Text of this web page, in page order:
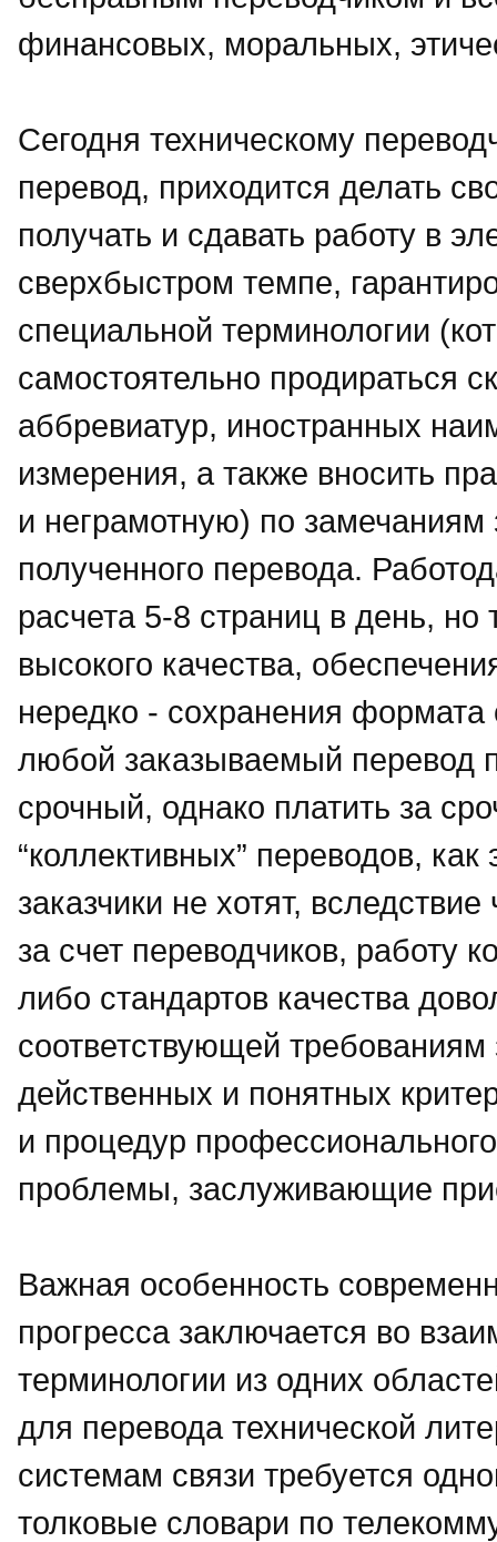
финансовых, моральных,
Сегодня техническому
перевод, приходится делать
получать и сдавать работу в
сверхбыстром темпе,
специальной терминологии
самостоятельно продираться
аббревиатур, иностранных
измерения, а также вносить
и неграмотную) по замечаниям
полученного перевода.
расчета 5-8 страниц в день, но
высокого качества,
нередко - сохранения формата
любой заказываемый перевод
срочный, однако платить за
“коллективных” переводов,
заказчики не хотят,
за счет переводчиков, работу
либо стандартов качества
соответствующей
действенных и понятных
и процедур
проблемы, заслуживающие
Важная особенность
прогресса заключается во
терминологии из одних
для перевода технической
системам связи требуется
толковые словари по